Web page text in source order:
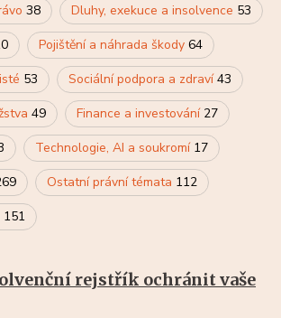
38 Dluhy, exekuce a insolvence 53
Pojištění a náhrada škody 64
53 Sociální podpora a zdraví43
49 Finance a investování 27
Technologie, AI a soukromí 17
Ostatní právní témata 112
151
rejstřík ochránit vaše